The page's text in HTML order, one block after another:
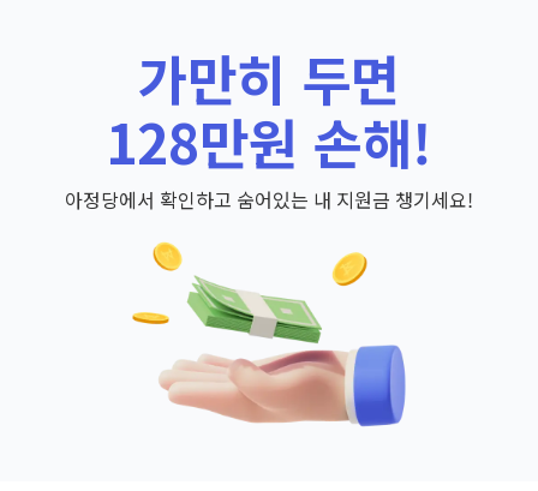
가만히 두면
128만원 손해!
아정당에서 확인하고 숨어있는 내 지원금 챙기세요!